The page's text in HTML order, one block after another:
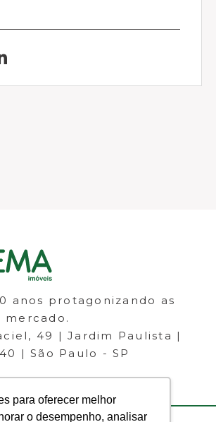
para oferecer melhor
o desempenho, analisar
anos protagonizando as
mercado.
49 | Jardim Paulista |
| São Paulo - SP